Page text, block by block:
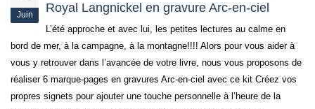
Juin
Royal Langnickel en gravure Arc-en-ciel
L’été approche et avec lui, les petites lectures au calme en
bord de mer, à la campagne, à la montagne!!!! Alors pour vous aider à
vous y retrouver dans l’avancée de votre livre, nous vous proposons de
réaliser 6 marque-pages en gravures Arc-en-ciel avec ce kit Créez vos
propres signets pour ajouter une touche personnelle à l’heure de la